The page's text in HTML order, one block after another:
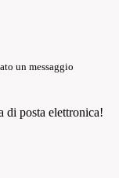
un messaggio
di posta elettronica!